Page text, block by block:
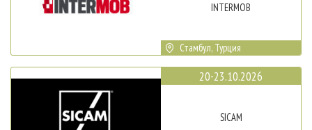
INTERMOB
Стамбул, Турция
20-23.10.2026
SICAM